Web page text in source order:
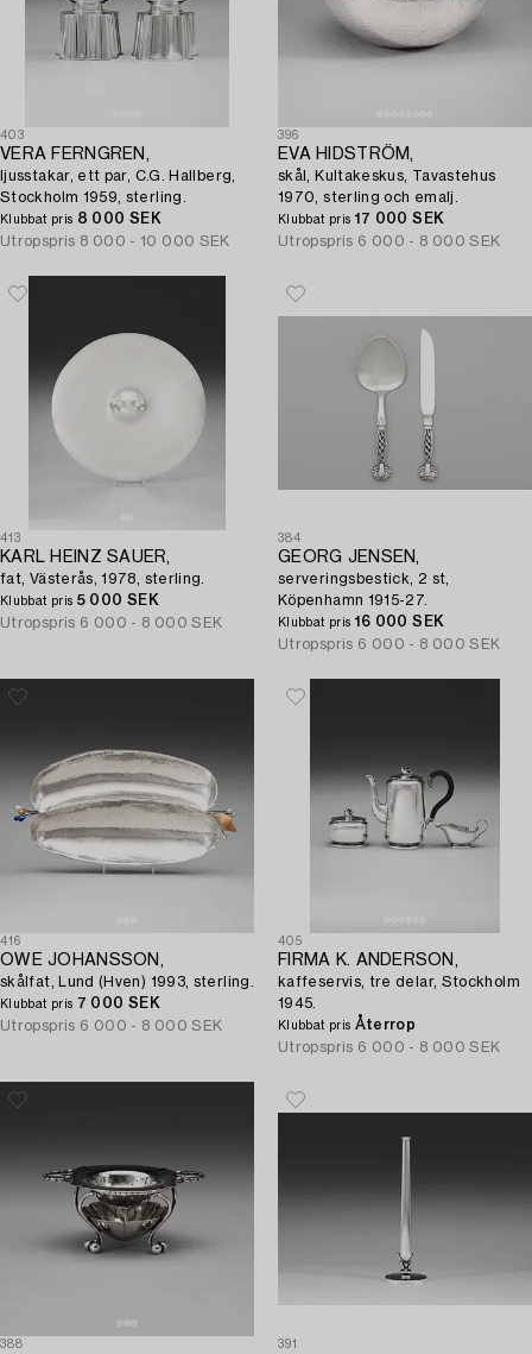
403
VERA FERNGREN,
ljusstakar, ett par, C.G. Hallberg,
Stockholm 1959, sterling.
Klubbat pris 8 000 SEK
Utropspris 8 000 - 10 000 SEK
396
EVA HIDSTRÖM,
skål, Kultakeskus, Tavastehus
1970, sterling och emalj.
Klubbat pris 17 000 SEK
Utropspris 6 000 - 8 000 SEK
413
KARL HEINZ SAUER,
fat, Västerås, 1978, sterling.
Klubbat pris 5 000 SEK
Utropspris 6 000 - 8 000 SEK
384
GEORG JENSEN,
serveringsbestick, 2 st,
Köpenhamn 1915-27.
Klubbat pris 16 000 SEK
Utropspris 6 000 - 8 000 SEK
416
OWE JOHANSSON,
skålfat, Lund (Hven) 1993, sterling.
Klubbat pris 7 000 SEK
Utropspris 6 000 - 8 000 SEK
405
FIRMA K. ANDERSON,
kaffeservis, tre delar, Stockholm
1945.
Klubbat pris Återrop
Utropspris 6 000 - 8 000 SEK
388 391